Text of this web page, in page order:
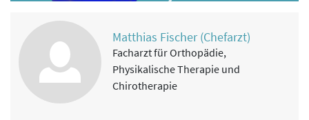
Matthias Fischer (Chefarzt)
Facharzt für Orthopädie,
Physikalische Therapie und
Chirotherapie